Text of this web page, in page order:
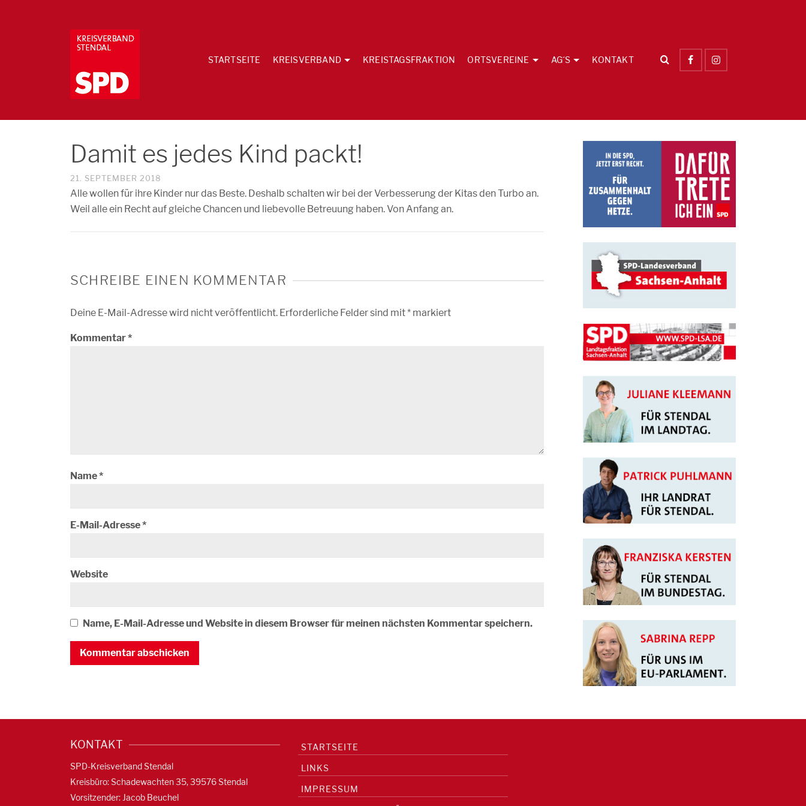
STARTSEITE KREISVERBAND KREISTAGSFRAKTION ORTSVEREINE AG´S KONTAKT
Damit es jedes Kind packt!
21. SEPTEMBER 2018
Alle wollen für ihre Kinder nur das Beste. Deshalb schalten wir bei der Verbesserung der Kitas den Turbo an.
Weil alle ein Recht auf gleiche Chancen und liebevolle Betreuung haben. Von Anfang an.
SCHREIBE EINEN KOMMENTAR
Deine E-Mail-Adresse wird nicht veröffentlicht. Erforderliche Felder sind mit* markiert
Kommentar*
Name*
E-Mail-Adresse*
Website
Name, E-Mail-Adresse und Website in diesem Browser für meinen nächsten Kommentar speichern.
KONTAKT
SPD-Kreisverband Stendal
Kreisbüro: Schadewachten 35, 39576 Stendal
Vorsitzender: Jacob Beuchel
STARTSEITE
LINKS
IMPRESSUM